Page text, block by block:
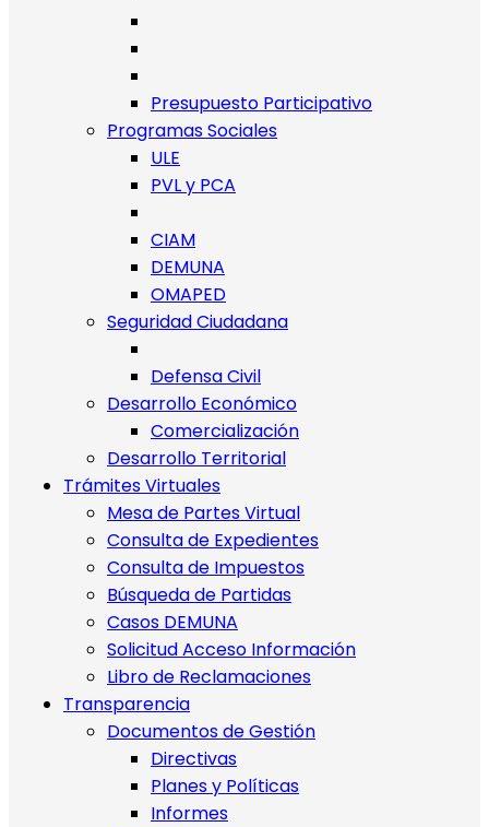
Presupuesto Participativo
Programas Sociales
ULE
PVL y PCA
CIAM
DEMUNA
OMAPED
Seguridad Ciudadana
Defensa Civil
Desarrollo Económico
Comercialización
Desarrollo Territorial
Trámites Virtuales
Mesa de Partes Virtual
Consulta de Expedientes
Consulta de Impuestos
Búsqueda de Partidas
Casos DEMUNA
Solicitud Acceso Información
Libro de Reclamaciones
Transparencia
Documentos de Gestión
Directivas
Planes y Políticas
Informes